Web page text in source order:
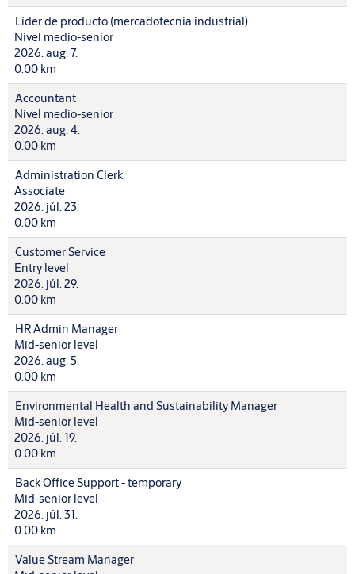
Líder de producto (mercadotecnia industrial)
Nivel medio-senior
2026. aug. 7.
0.00 km
Accountant
Nivel medio-senior
2026. aug. 4.
0.00 km
Administration Clerk
Associate
2026. júl. 23.
0.00 km
Customer Service
Entry level
2026. júl. 29.
0.00 km
HR Admin Manager
Mid-senior level
2026. aug. 5.
0.00 km
Environmental Health and Sustainability Manager
Mid-senior level
2026. júl. 19.
0.00 km
Back Office Support - temporary
Mid-senior level
2026. júl. 31.
0.00 km
Value Stream Manager